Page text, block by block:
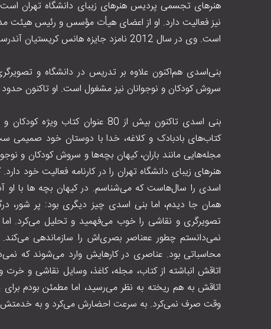
هنرهای تجسمی پردیس هنرهای زیبای دانشگاه تهران
نیز فعالیت دارد. او از اعضای هیأت مؤسس و رئیس هیئت
است. وی در سال ۲۰۱۲ نامزد جایزه هانس کریستیان آندرسن شد.
بنی‌اسدی هم‌اکنون علاوه بر تدریس در دانشگاه و
سروش کودکان و نوجوانان نیز مشغول است. او تاکنون حدود ۸۰ کتاب ویژه کودکان و نوجوانان را تصویرسازی کرده‌است.
بنی اسدی تاکنون بیش از ۸۰ عنوان
کتاب‌های بادبادک و کلاغه، خدا با دوستان خود
مجله‌هایی مانند باران، کیهان بچه‌ها و سروش کودکان و
هنرهای زیبای دانشگاه تهران را در کارنامه فعالیت خود
اسدی را سال‌هاست که می‌شناسم. در کیهان بچه ها با او
همان جا دیدم، اما بنی اسدی چیز دیگری بود: پر شور،
تصویرگری و نقاشی را خوب می‌فهمید و تحلیل می‌کرد.
نمی‌دانستم چطور ععناصر بصری‌اش را سازماندهی
محاسباتی بود. عناصری در کارهایش وارد می‌شوند که
اتاقش انباشته از کتاب، مجله، کاغذ، وسایل نقاشی و
اتاقش به هم ریخته به نظر می‌رسید، اما مطمئن بودم
وقت صرف نمی‌کرد. به سرعت احضارش می‌کرد و به